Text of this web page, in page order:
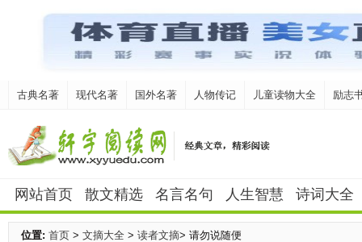
古典名著 现代名著 国外名著 人物传记 儿童读物大全 励志
网站首页 散文精选 名言名句 人生智慧 诗词大全
位置: 首页 > 文摘大全 > 读者文摘> 请勿说随便